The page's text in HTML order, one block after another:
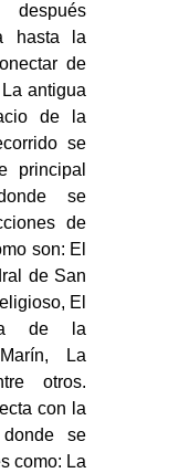
después
hasta la
de
antigua
de la
se
principal
se
de
son: El
de San
El
de la
La
otros.
con la
se
como: La